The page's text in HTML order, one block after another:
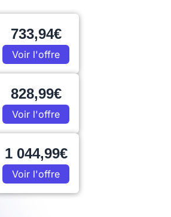
733,94€
Voir l'offre
828,99€
Voir l'offre
1 044,99€
Voir l'offre